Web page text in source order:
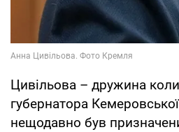
Цивільова – дружина
губернатора
нещодавно був